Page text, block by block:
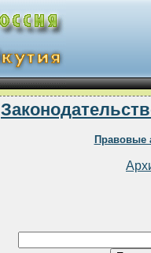
Правовые